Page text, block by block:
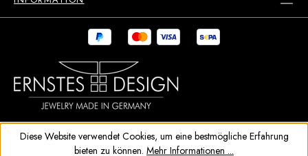
Diese Website verwendet Cookies, um eine bestmögliche Erfahrung
bieten zu können. Mehr Informationen ...